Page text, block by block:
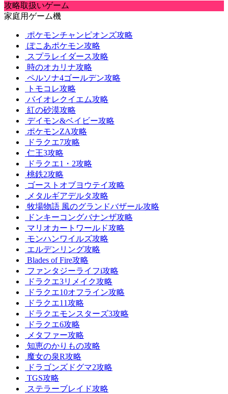
攻略取扱いゲーム
家庭用ゲーム機
ポケモンチャンピオンズ攻略
ぽこあポケモン攻略
スプラレイダース攻略
時のオカリナ攻略
ペルソナ4ゴールデン攻略
トモコレ攻略
バイオレクイエム攻略
紅の砂漠攻略
デイモン&ベイビー攻略
ポケモンZA攻略
ドラクエ7攻略
仁王3攻略
ドラクエ1・2攻略
桃鉄2攻略
ゴーストオブヨウテイ攻略
メタルギアデルタ攻略
牧場物語 風のグランドバザール攻略
ドンキーコングバナンザ攻略
マリオカートワールド攻略
モンハンワイルズ攻略
エルデンリング攻略
Blades of Fire攻略
ファンタジーライフi攻略
ドラクエ3リメイク攻略
ドラクエ10オフライン攻略
ドラクエ11攻略
ドラクエモンスターズ3攻略
ドラクエ6攻略
メタファー攻略
知恵のかりもの攻略
魔女の泉R攻略
ドラゴンズドグマ2攻略
TGS攻略
ステラーブレイド攻略